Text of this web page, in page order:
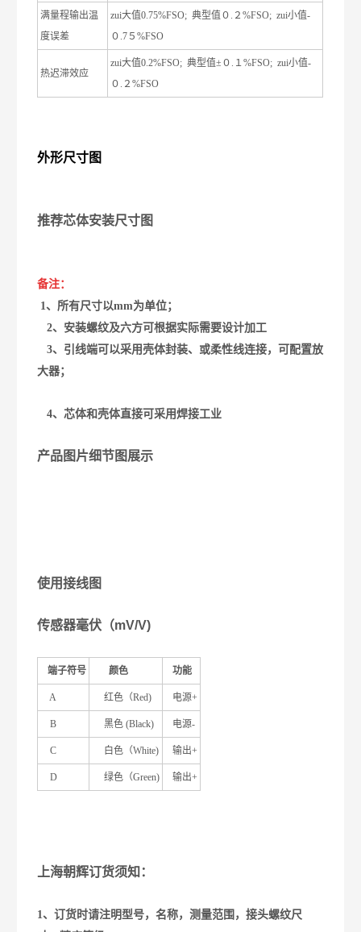
满量程输出温
度误差
zui大值0.75%FSO;典型值０ . ２%FSO;zui小值-
０ .7５%FSO
热迟滞效应
zui大值0.2%FSO;典型值± ０ . １%FSO;zui小值-
０ . ２%FSO
外形尺寸图
推荐芯体安装尺寸图
备注：
1、所有尺寸以mm为单位；
2、安装螺纹及六方可根据实际需要设计加工
3、引线端可以采用壳体封装、或柔性线连接，可配置放
大器；
4、芯体和壳体直接可采用焊接工业
产品图片细节图展示
使用接线图
传感器毫伏（mV/V)
端子符号 颜色 功能
A 红色（Red) 电源+
B 黑色 (Black) 电源-
C 白色（White) 输出+
D 绿色（Green) 输出+
上海朝辉订货须知：
1、订货时请注明型号，名称，测量范围，接头螺纹尺